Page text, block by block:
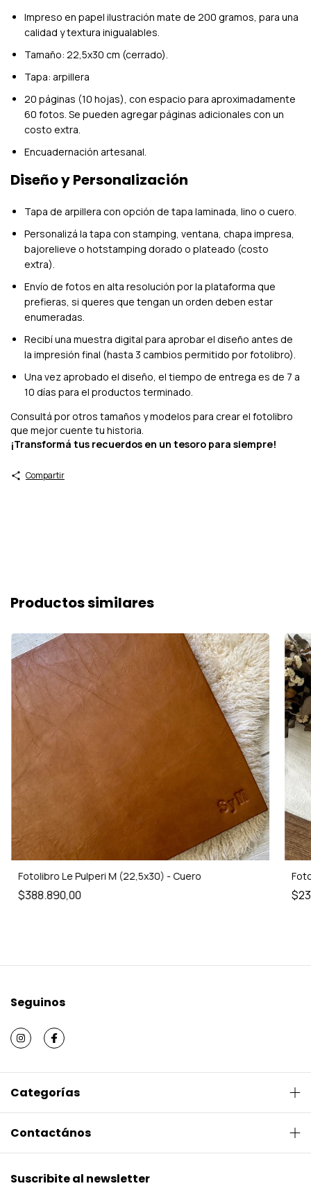
Impreso en papel ilustración mate de 200 gramos, para una
calidad y textura inigualables.
Tamaño: 22,5x30 cm (cerrado).
Tapa: arpillera
20 páginas (10 hojas), con espacio para aproximadamente
60 fotos. Se pueden agregar páginas adicionales con un
costo extra.
Encuadernación artesanal.
Diseño y Personalización
Tapa de arpillera con opción de tapa laminada, lino o cuero.
Personalizá la tapa con stamping, ventana, chapa impresa,
bajorelieve o hotstamping dorado o plateado (costo
extra).
Envío de fotos en alta resolución por la plataforma que
prefieras, si queres que tengan un orden deben estar
enumeradas.
Recibí una muestra digital para aprobar el diseño antes de
la impresión final (hasta 3 cambios permitido por fotolibro).
Una vez aprobado el diseño, el tiempo de entrega es de 7 a
10 días para el productos terminado.
Consultá por otros tamaños y modelos para crear el fotolibro
que mejor cuente tu historia.
¡Transformá tus recuerdos en un tesoro para siempre!
Compartir
Productos similares
Fotolibro Le Pulperi M (22,5x30) - Cuero
$388.890,00
Seguinos
Categorías
Contactános
Suscribite al newsletter